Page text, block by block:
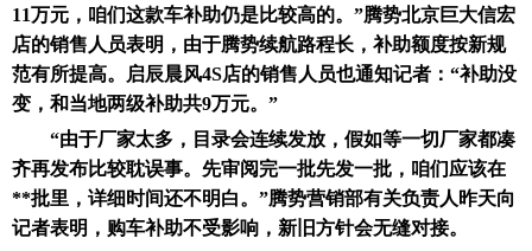
11万元，咱们这款车补助仍是比较高的。”腾势北京巨大信宏
店的销售人员表明，由于腾势续航路程长，补助额度按新规
范有所提高。启辰晨风4S店的销售人员也通知记者：“补助没
变，和当地两级补助共9万元。”
“由于厂家太多，目录会连续发放，假如等一切厂家都凑
齐再发布比较耽误事。先审阅完一批先发一批，咱们应该在
**批里，详细时间还不明白。”腾势营销部有关负责人昨天向
记者表明，购车补助不受影响，新旧方针会无缝对接。